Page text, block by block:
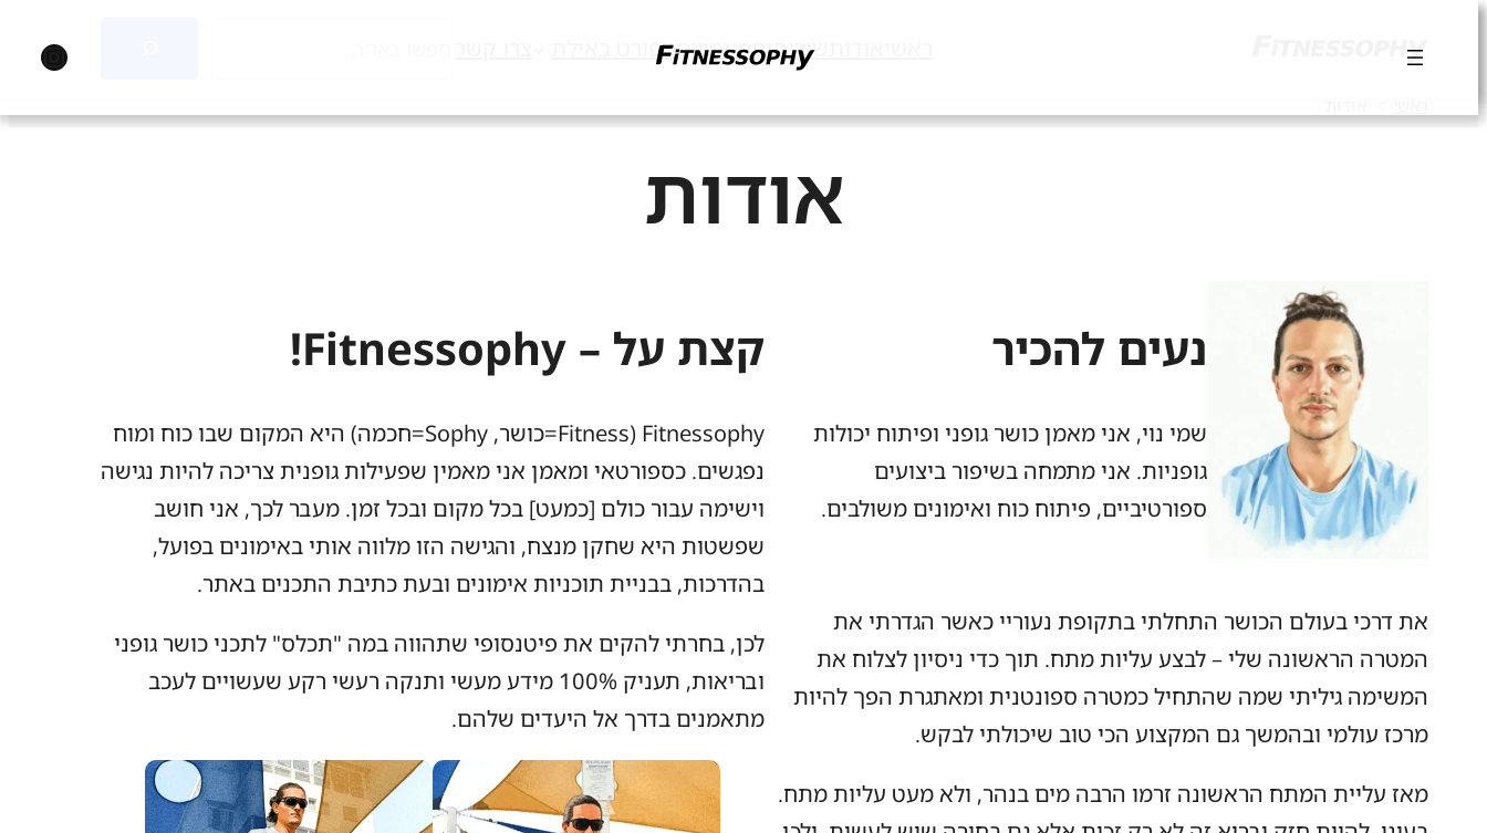
שירותיםמאמריםספורט באילת
אודות
נעים להכיר
שמי נוי, אני מאמן כושר גופני ופיתוח יכולות
גופניות. אני מתמחה בשיפור ביצועים
ספורטיביים, פיתוח כוח ואימונים משולבים.
את דרכי בעולם הכושר התחלתי בתקופת נעוריי כאשר הגדרתי את
המטרה הראשונה שלי – לבצע עליות מתח. תוך כדי ניסיון לצלוח את
המשימה גיליתי שמה שהתחיל כמטרה ספונטנית ומאתגרת הפך להיות
מרכז עולמי ובהמשך גם המקצוע הכי טוב שיכולתי לבקש.
מאז עליית המתח הראשונה זרמו הרבה מים בנהר, ולא מעט עליות מתח.
קצת על – Fitnessophy!
Fitnessophy (Fitness=כושר, Sophy=חכמה) היא המקום שבו כוח ומוח
נפגשים. כספורטאי ומאמן אני מאמין שפעילות גופנית צריכה להיות נגישה
וישימה עבור כולם [כמעט] בכל מקום ובכל זמן. מעבר לכך, אני חושב
שפשטות היא שחקן מנצח, והגישה הזו מלווה אותי באימונים בפועל,
בהדרכות, בבניית תוכניות אימונים ובעת כתיבת התכנים באתר.
לכן, בחרתי להקים את פיטנסופי שתהווה במה "תכלס" לתכני כושר גופני
ובריאות, תעניק 100% מידע מעשי ותנקה רעשי רקע שעשויים לעכב
מתאמנים בדרך אל היעדים שלהם.